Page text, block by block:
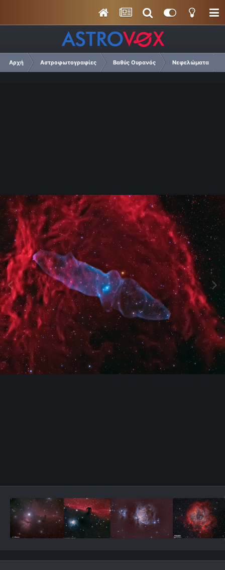
Αρχή Αστροφωτογραφίες Βαθύς Ουρανός Νεφελώματα